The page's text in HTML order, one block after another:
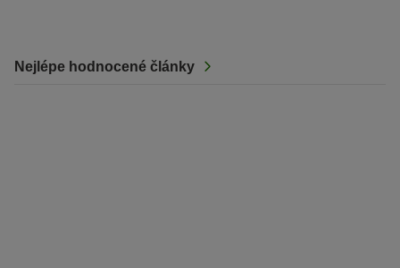
Nejlépe hodnocené články